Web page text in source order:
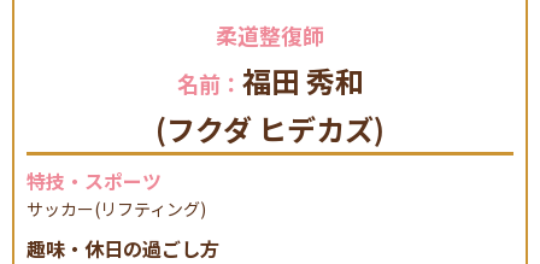
柔道整復師
名前： 福田 秀和
(フクダ ヒデカズ)
特技・スポーツ
サッカー(リフティング)
趣味・休日の過ごし方